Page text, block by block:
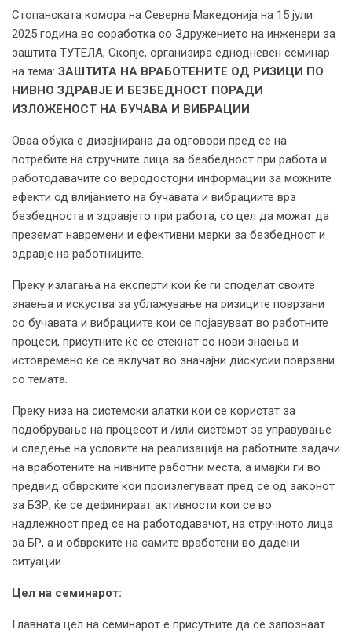
Стопанската комора на Северна Македонија на 15 јули
2025 година во соработка со Здружението на инженери за
заштита ТУТЕЛА, Скопје, организира еднодневен семинар
на тема: ЗАШТИТА НА ВРАБОТЕНИТЕ ОД РИЗИЦИ ПО
НИВНО ЗДРАВЈЕ И БЕЗБЕДНОСТ ПОРАДИ
ИЗЛОЖЕНОСТ НА БУЧАВА И ВИБРАЦИИ.
Оваа обука e дизајнирана да одговори пред се на
потребите на стручните лица за безбедност при работа и
работодавачите со веродостојни информации за можните
ефекти од влијанието на бучавата и вибрациите врз
безбедноста и здравјето при работа, со цел да можат да
преземат навремени и ефективни мерки за безбедност и
здравје на работниците.
Преку излагања на експерти кои ќе ги споделат своите
знаења и искуства за ублажување на ризиците поврзани
со бучавата и вибрациите кои се појавуваат во работните
процеси, присутните ќе се стекнат со нови знаења и
истовремено ќе се вклучат во значајни дискусии поврзани
со темата.
Преку низа на системски алатки кои се користат за
подобрување на процесот и /или системот за управување
и следење на условите на реализација на работните задачи
на вработените на нивните работни места, а имајќи ги во
предвид обврските кои произлегуваат пред се од законот
за БЗР, ќе се дефинираат активности кои се во
надлежност пред се на работодавачот, на стручното лица
за БР, а и обврските на самите вработени во дадени
ситуации .
Цел на семинарот:
Главната цел на семинарот е присутните да се запознаат